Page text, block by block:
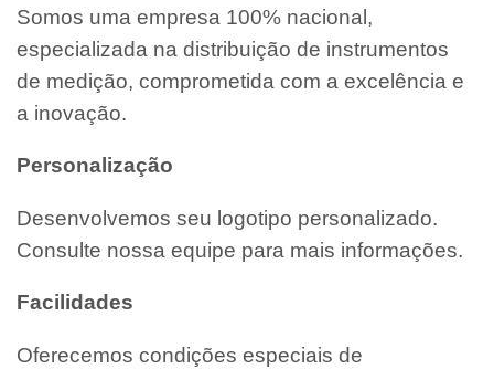
Somos uma empresa 100% nacional,
especializada na distribuição de instrumentos
de medição, comprometida com a excelência e
a inovação.
Personalização
Desenvolvemos seu logotipo personalizado.
Consulte nossa equipe para mais informações.
Facilidades
Oferecemos condições especiais de